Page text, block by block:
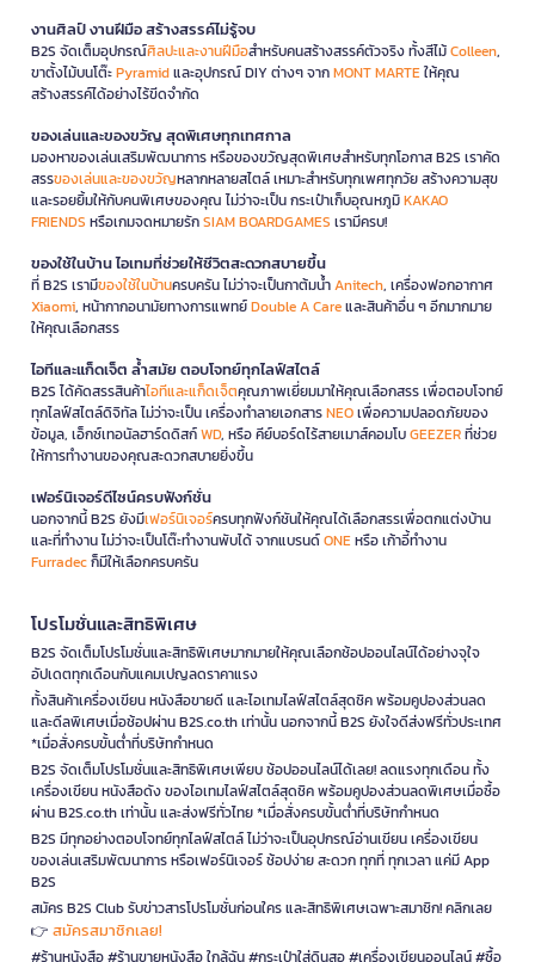
งานศิลป์ งานฝีมือ สร้างสรรค์ไม่รู้จบ
B2S จัดเต็มอุปกรณ์ศิลปะและงานฝีมือสำหรับคนสร้างสรรค์ตัวจริง ทั้งสีไม้Colleen,
ขาตั้งไม้บนโต๊ะPyramidและอุปกรณ์ DIY ต่างๆ จากMONT MARTEให้คุณ
สร้างสรรค์ได้อย่างไร้ขีดจำกัด
ของเล่นและของขวัญ สุดพิเศษทุกเทศกาล
มองหาของเล่นเสริมพัฒนาการ หรือของขวัญสุดพิเศษสำหรับทุกโอกาส B2S เราคัด
สรรของเล่นและของขวัญหลากหลายสไตล์ เหมาะสำหรับทุกเพศทุกวัย สร้างความสุข
และรอยยิ้มให้กับคนพิเศษของคุณ ไม่ว่าจะเป็น กระเป๋าเก็บอุณหภูมิKAKAO
FRIENDS หรือเกมจดหมายรักSIAM BOARDGAMES เรามีครบ!
ของใช้ในบ้าน ไอเทมที่ช่วยให้ชีวิตสะดวกสบายขึ้น
ที่ B2S เรามีของใช้ในบ้านครบครัน ไม่ว่าจะเป็นกาต้มน้ำAnitech, เครื่องฟอกอากาศ
Xiaomi, หน้ากากอนามัยทางการแพทย์Double A Careและสินค้าอื่น ๆ อีกมากมาย
ให้คุณเลือกสรร
ไอทีและแก็ดเจ็ต ล้ำสมัย ตอบโจทย์ทุกไลฟ์สไตล์
B2S ได้คัดสรรสินค้าไอทีและแก็ดเจ็ตคุณภาพเยี่ยมมาให้คุณเลือกสรร เพื่อตอบโจทย์
ทุกไลฟ์สไตล์ดิจิทัล ไม่ว่าจะเป็น เครื่องทำลายเอกสารNEOเพื่อความปลอดภัยของ
ข้อมูล, เอ็กซ์เทอนัลฮาร์ดดิสก์WD, หรือ คีย์บอร์ดไร้สายเมาส์คอมโบGEEZERที่ช่วย
ให้การทำงานของคุณสะดวกสบายยิ่งขึ้น
เฟอร์นิเจอร์ดีไซน์ครบฟังก์ชั่น
นอกจากนี้ B2S ยังมีเฟอร์นิเจอร์ครบทุกฟังก์ชันให้คุณได้เลือกสรรเพื่อตกแต่งบ้าน
และที่ทำงาน ไม่ว่าจะเป็นโต๊ะทำงานพับได้ จากแบรนด์ONEหรือ เก้าอี้ทำงาน
Furradecก็มีให้เลือกครบครัน
โปรโมชั่นและสิทธิพิเศษ
B2S จัดเต็มโปรโมชั่นและสิทธิพิเศษมากมายให้คุณเลือกช้อปออนไลน์ได้อย่างจุใจ
อัปเดตทุกเดือนกับแคมเปญลดราคาแรง
ทั้งสินค้าเครื่องเขียน หนังสือขายดี และไอเทมไลฟ์สไตล์สุดชิค พร้อมคูปองส่วนลด
และดีลพิเศษเมื่อช้อปผ่าน B2S.co.th เท่านั้น นอกจากนี้ B2S ยังใจดีส่งฟรีทั่วประเทศ
*เมื่อสั่งครบขั้นต่ำที่บริษัทกำหนด
B2S จัดเต็มโปรโมชั่นและสิทธิพิเศษเพียบ ช้อปออนไลน์ได้เลย! ลดแรงทุกเดือน ทั้ง
เครื่องเขียน หนังสือดัง ของไอเทมไลฟ์สไตล์สุดชิค พร้อมคูปองส่วนลดพิเศษเมื่อซื้อ
ผ่าน B2S.co.th เท่านั้น และส่งฟรีทั่วไทย *เมื่อสั่งครบขั้นต่ำที่บริษัทกำหนด
B2S มีทุกอย่างตอบโจทย์ทุกไลฟ์สไตล์ ไม่ว่าจะเป็นอุปกรณ์อ่านเขียน เครื่องเขียน
ของเล่นเสริมพัฒนาการ หรือเฟอร์นิเจอร์ ช้อปง่าย สะดวก ทุกที่ ทุกเวลา แค่มี App
B2S
สมัคร B2S Club รับข่าวสารโปรโมชั่นก่อนใคร และสิทธิพิเศษเฉพาะสมาชิก! คลิกเลย
👉 สมัครสมาชิกเลย!
#ร้านหนังสือ #ร้านขายหนังสือ ใกล้ฉัน #กระเป๋าใส่ดินสอ #เครื่องเขียนออนไลน์ #ซื้อ